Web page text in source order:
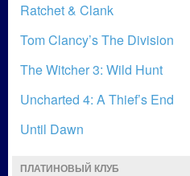
Ratchet & Clank
Tom Clancy’s The Division
The Witcher 3: Wild Hunt
Uncharted 4: A Thief’s End
Until Dawn
ПЛАТИНОВЫЙ КЛУБ